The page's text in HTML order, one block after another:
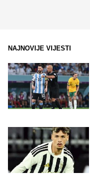
NAJNOVIJE VIJESTI